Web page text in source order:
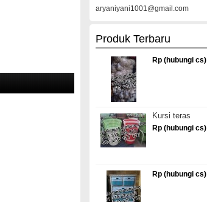
aryaniyani1001@gmail.com
Produk Terbaru
Rp (hubungi cs)
Kursi teras
Rp (hubungi cs)
Rp (hubungi cs)